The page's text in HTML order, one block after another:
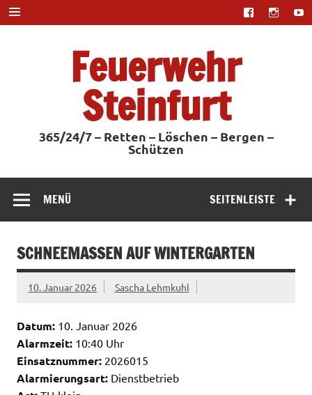
Zum
Inhalt
springen
Feuerwehr
Steinfurt
365/24/7 – Retten – Löschen – Bergen –
Schützen
SEITENLEISTE
MENÜ
SCHNEEMASSEN AUF WINTERGARTEN
10. Januar 2026 Sascha Lehmkuhl
Datum: 10. Januar 2026
Alarmzeit: 10:40 Uhr
Einsatznummer: 2026015
Alarmierungsart: Dienstbetrieb